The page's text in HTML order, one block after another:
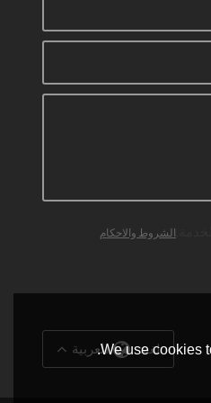
الشروط والاحكام
لغة: العربيةWe use cookies